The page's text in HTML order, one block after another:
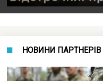
НОВИНИ ПАРТНЕРІВ